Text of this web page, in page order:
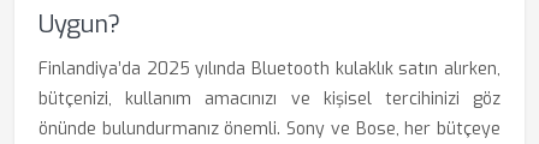
Uygun?
Finlandiya’da 2025 yılında Bluetooth kulaklık satın alırken,
bütçenizi, kullanım amacınızı ve kişisel tercihinizi göz
önünde bulundurmanız önemli. Sony ve Bose, her bütçeye